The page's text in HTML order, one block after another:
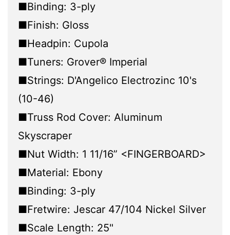
■Binding: 3-ply
■Finish: Gloss
■Headpin: Cupola
■Tuners: Grover® Imperial
■Strings: D'Angelico Electrozinc 10's
(10-46)
■Truss Rod Cover: Aluminum
Skyscraper
■Nut Width: 1 11/16” <FINGERBOARD>
■Material: Ebony
■Binding: 3-ply
■Fretwire: Jescar 47/104 Nickel Silver
■Scale Length: 25"